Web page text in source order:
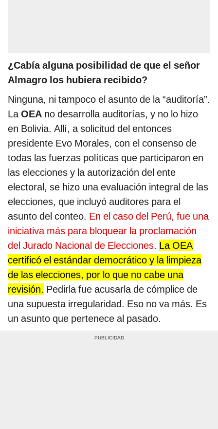
¿Cabía alguna posibilidad de que el señor
Almagro los hubiera recibido?
Ninguna, ni tampoco el asunto de la “auditoría”.
LaOEA no desarrolla auditorías, y no lo hizo
en Bolivia. Allí, a solicitud del entonces
presidente Evo Morales, con el consenso de
todas las fuerzas políticas que participaron en
las elecciones y la autorización del ente
electoral, se hizo una evaluación integral de las
elecciones, que incluyó auditores para el
asunto del conteo. En el caso del Perú, fue una
iniciativa más para bloquear la proclamación
del Jurado Nacional de Elecciones. La OEA
certificó el estándar democrático y la limpieza
de las elecciones, por lo que no cabe una
revisión. Pedirla fue acusarla de cómplice de
una supuesta irregularidad. Eso no va más. Es
un asunto que pertenece al pasado.